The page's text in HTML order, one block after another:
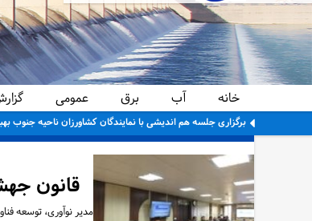
خانه آب برق عمومی
برگزاری جلسه هم اندیشی با نمایندگان کشاورزان ناحیه جنوب
قانون
مدیر نوآوری، توسعه